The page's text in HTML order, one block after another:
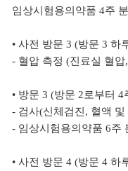
임상시험용의약품 4주
• 사전 방문 3 (방문 3 하
- 혈압 측정 (진료실 혈
• 방문 3 (방문 2로부터 4
- 검사(신체검진, 혈액 및
- 임상시험용의약품 6주
• 사전 방문 4 (방문 4 하